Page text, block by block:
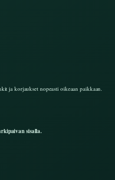
ja korjaukset nopeasti oikeaan paikkaan.
sisalla.